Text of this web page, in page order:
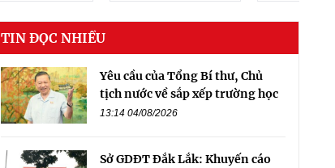
TIN ĐỌC NHIỀU
Yêu cầu của Tổng Bí thư, Chủ
tịch nước về sắp xếp trường học
13:14 04/08/2026
Sở GDĐT Đắk Lắk: Khuyến cáo